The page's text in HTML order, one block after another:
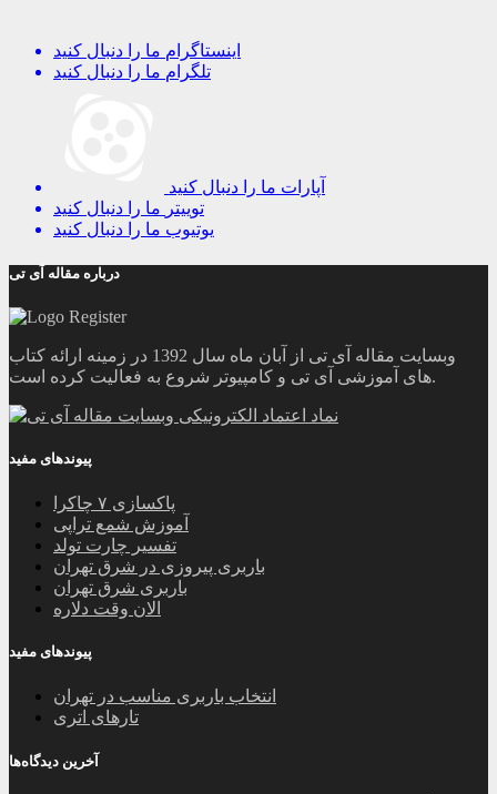
اینستاگرام ما را دنبال کنید
تلگرام ما را دنبال کنید
آپارات ما را دنبال کنید
توییتر ما را دنبال کنید
یوتیوب ما را دنبال کنید
درباره مقاله آی تی
وبسایت مقاله آی تی از آبان ماه سال 1392 در زمینه ارائه کتاب
های آموزشی آی تی و کامپیوتر شروع به فعالیت کرده است.
پیوندهای مفید
پاکسازی ۷ چاکرا
آموزش شمع تراپی
تفسیر چارت تولد
باربری پیروزی در شرق تهران
باربری شرق تهران
الان وقت دلاره
پیوندهای مفید
انتخاب باربری مناسب در تهران
تارهای اتری
آخرین دیدگاه‌ها